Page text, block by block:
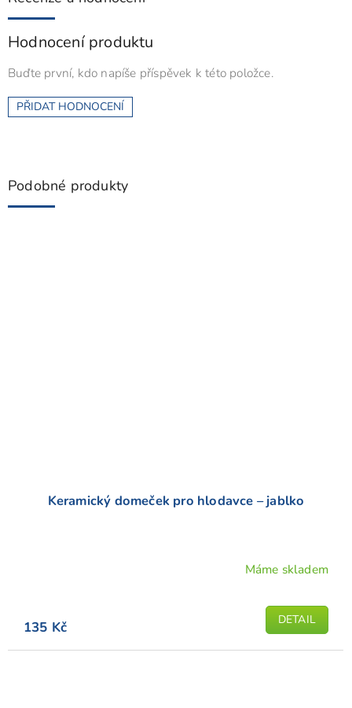
Hodnocení produktu
Buďte první, kdo napíše příspěvek k této položce.
PŘIDAT HODNOCENÍ
Podobné produkty
Keramický domeček pro hlodavce – jablko
Máme skladem
135 Kč DETAIL